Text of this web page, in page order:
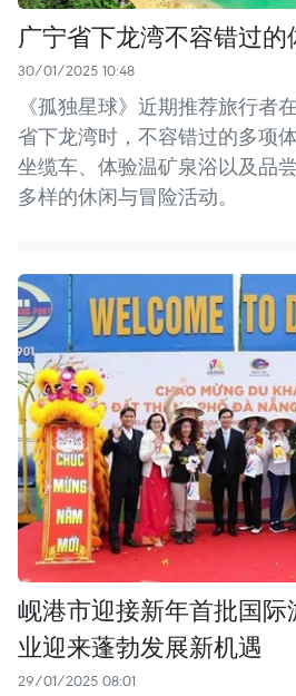
广宁省下龙湾不容错过的
30/01/2025 10:48
《孤独星球》近期推荐旅行者
省下龙湾时，不容错过的多项
坐缆车、体验温矿泉浴以及品
多样的休闲与冒险活动。
岘港市迎接新年首批国
业迎来蓬勃发展新机遇
29/01/2025 08:01